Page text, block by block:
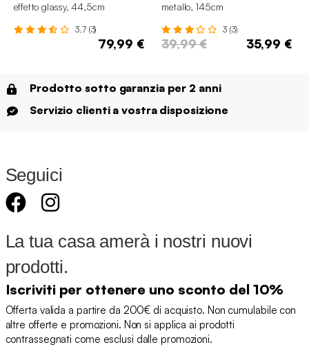
effetto glassy, 44,5cm
3.7 (3)
79,99 €
metallo, 145cm
3 (3)
39,99 € 35,99 €
Prodotto sotto garanzia per 2 anni
Servizio clienti a vostra disposizione
Seguici
La tua casa amerà i nostri nuovi
prodotti.
Iscriviti per ottenere uno sconto del 10%
Offerta valida a partire da 200€ di acquisto. Non cumulabile con
altre offerte e promozioni. Non si applica ai prodotti
contrassegnati come esclusi dalle promozioni.